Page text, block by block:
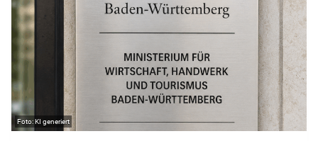
KI generiert